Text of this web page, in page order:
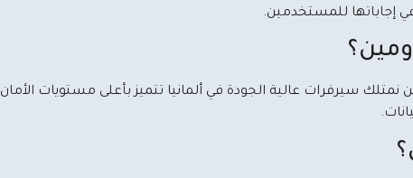
إجاباتها للمستخدمين.
سيرفرات عالية الجودة في ألمانيا تتميز بأعلى مستويات الأمان